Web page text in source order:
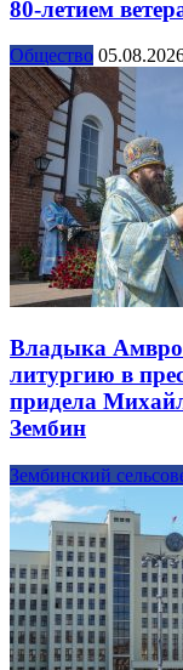
80-летием
Общество
Владыка
литургию в
придела
Зембин
Зембинский